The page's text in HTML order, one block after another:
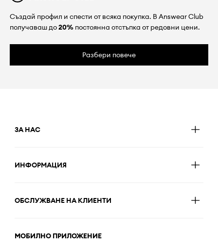
Създай профил и спести от всяка покупка. В Answear Club
получаваш до20% постоянна отстъпка от редовни цени.
Разбери повече
ЗА НАС
ИНФОРМАЦИЯ
ОБСЛУЖВАНЕ НА КЛИЕНТИ
МОБИЛНО ПРИЛОЖЕНИЕ